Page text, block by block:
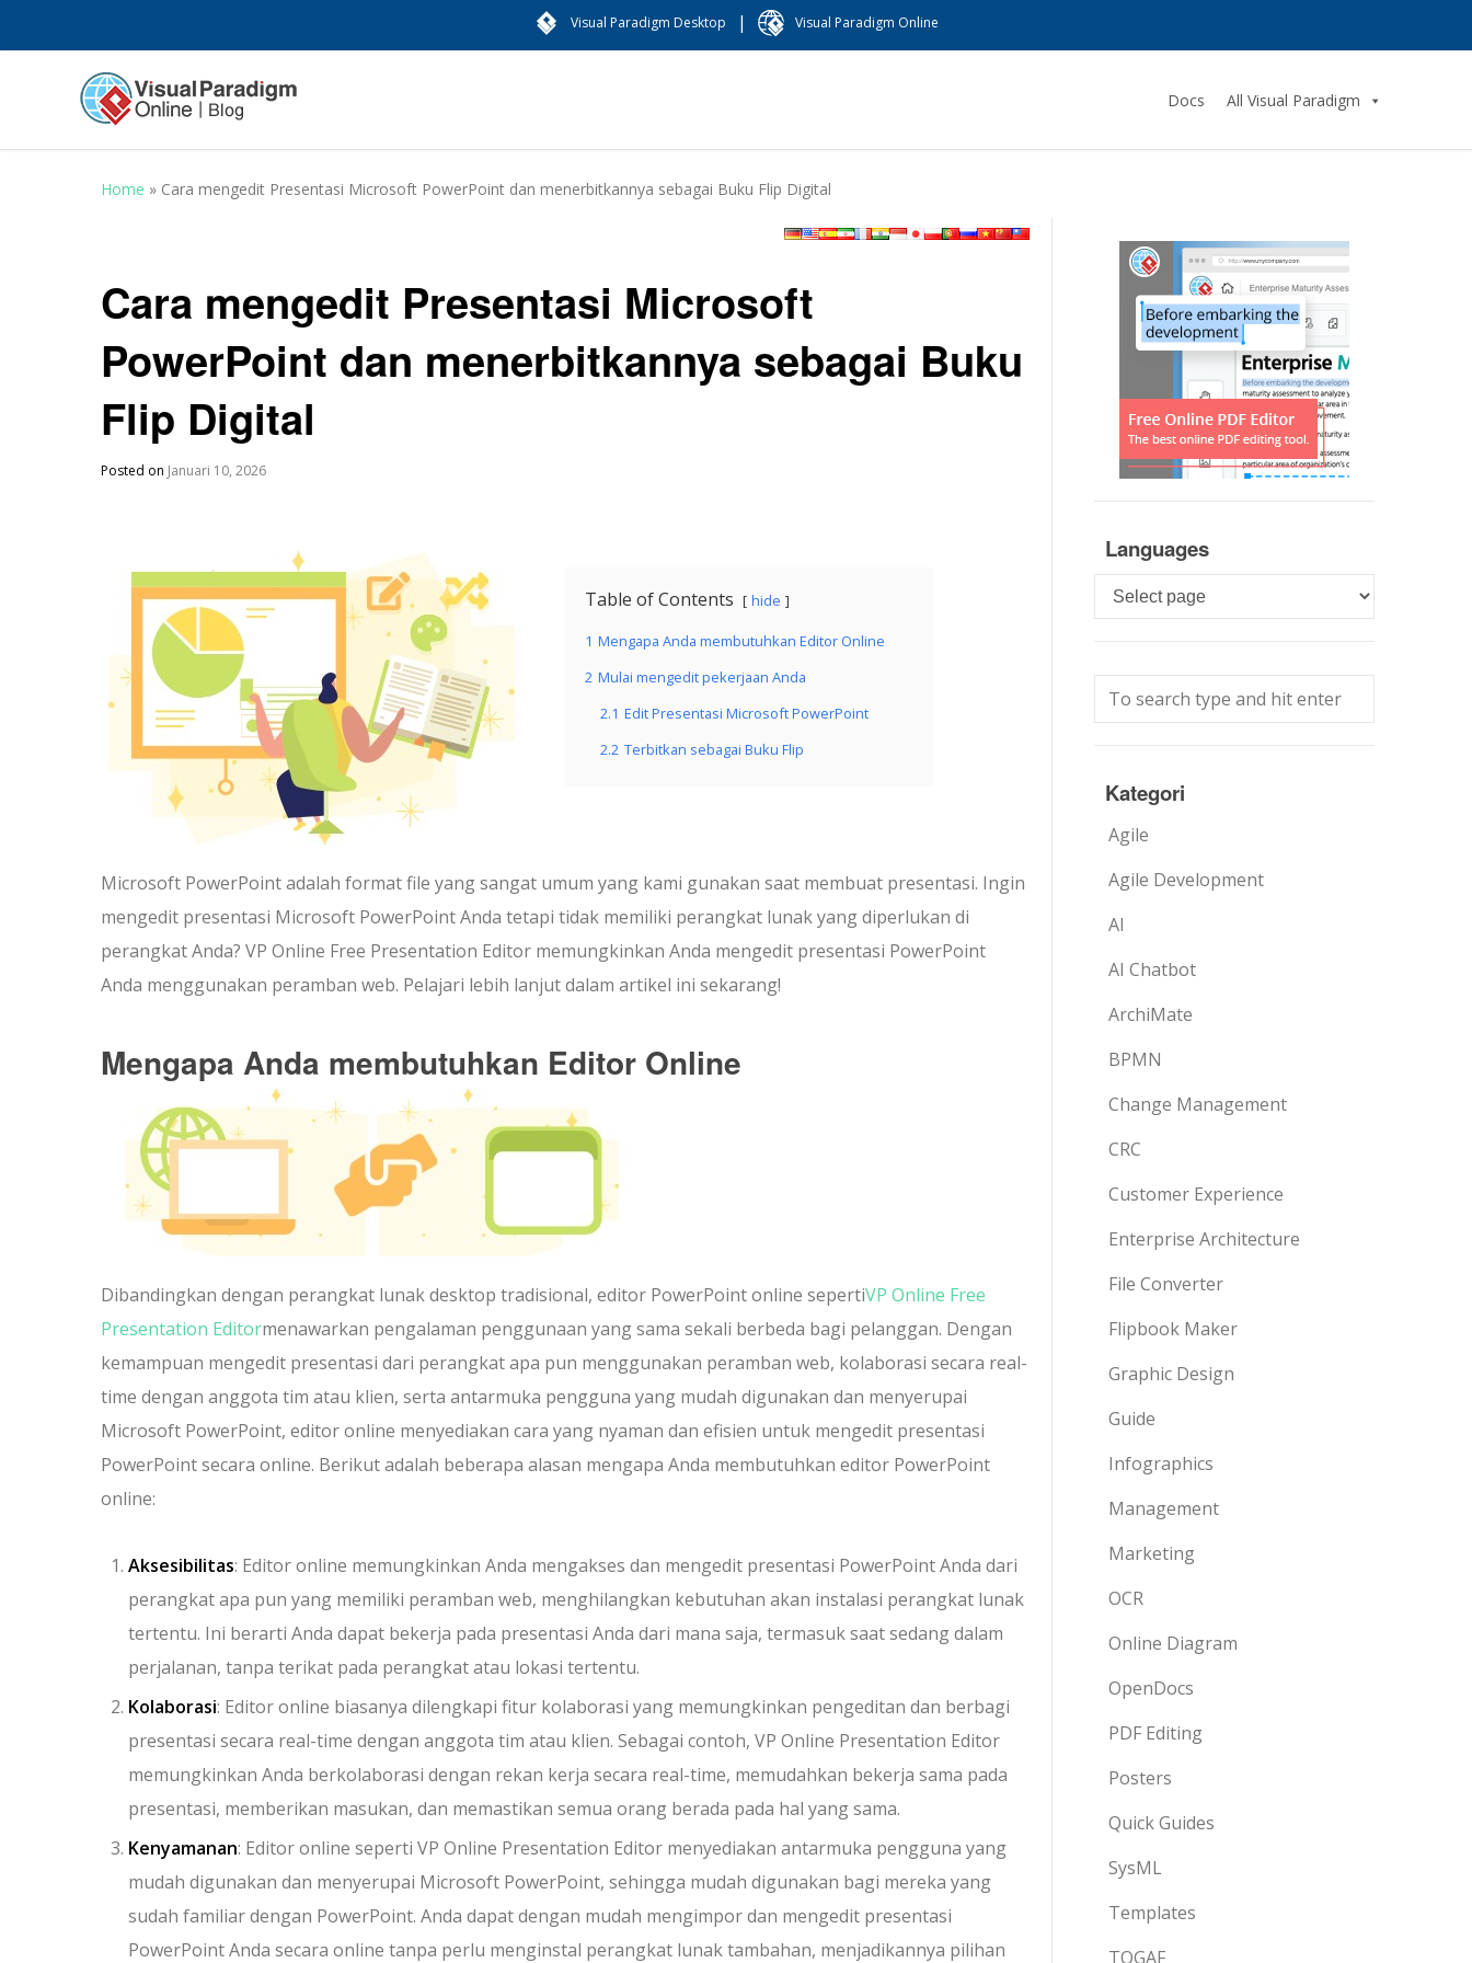
Visual Paradigm Desktop | Visual Paradigm Online
Docs All Visual Paradigm
Home » Cara mengedit Presentasi Microsoft PowerPoint dan menerbitkannya sebagai Buku Flip Digital
Cara mengedit Presentasi Microsoft
PowerPoint dan menerbitkannya sebagai Buku
Flip Digital
Posted on Januari 10, 2026
Table of Contents hide
1 Mengapa Anda membutuhkan Editor Online
2 Mulai mengedit pekerjaan Anda
2.1 Edit Presentasi Microsoft PowerPoint
2.2 Terbitkan sebagai Buku Flip
Microsoft PowerPoint adalah format file yang sangat umum yang kami gunakan saat membuat presentasi. Ingin
mengedit presentasi Microsoft PowerPoint Anda tetapi tidak memiliki perangkat lunak yang diperlukan di
perangkat Anda? VP Online Free Presentation Editor memungkinkan Anda mengedit presentasi PowerPoint
Anda menggunakan peramban web. Pelajari lebih lanjut dalam artikel ini sekarang!
Mengapa Anda membutuhkan Editor Online
Dibandingkan dengan perangkat lunak desktop tradisional, editor PowerPoint online sepertiVP Online Free
Presentation Editormenawarkan pengalaman penggunaan yang sama sekali berbeda bagi pelanggan. Dengan
kemampuan mengedit presentasi dari perangkat apa pun menggunakan peramban web, kolaborasi secara real-
time dengan anggota tim atau klien, serta antarmuka pengguna yang mudah digunakan dan menyerupai
Microsoft PowerPoint, editor online menyediakan cara yang nyaman dan efisien untuk mengedit presentasi
PowerPoint secara online. Berikut adalah beberapa alasan mengapa Anda membutuhkan editor PowerPoint
online:
Aksesibilitas: Editor online memungkinkan Anda mengakses dan mengedit presentasi PowerPoint Anda dari
perangkat apa pun yang memiliki peramban web, menghilangkan kebutuhan akan instalasi perangkat lunak
tertentu. Ini berarti Anda dapat bekerja pada presentasi Anda dari mana saja, termasuk saat sedang dalam
perjalanan, tanpa terikat pada perangkat atau lokasi tertentu.
Kolaborasi: Editor online biasanya dilengkapi fitur kolaborasi yang memungkinkan pengeditan dan berbagi
presentasi secara real-time dengan anggota tim atau klien. Sebagai contoh, VP Online Presentation Editor
memungkinkan Anda berkolaborasi dengan rekan kerja secara real-time, memudahkan bekerja sama pada
presentasi, memberikan masukan, dan memastikan semua orang berada pada hal yang sama.
Kenyamanan: Editor online seperti VP Online Presentation Editor menyediakan antarmuka pengguna yang
mudah digunakan dan menyerupai Microsoft PowerPoint, sehingga mudah digunakan bagi mereka yang
sudah familiar dengan PowerPoint. Anda dapat dengan mudah mengimpor dan mengedit presentasi
PowerPoint Anda secara online tanpa perlu menginstal perangkat lunak tambahan, menjadikannya pilihan
Languages
Languages
Kategori
Agile
Agile Development
AI
AI Chatbot
ArchiMate
BPMN
Change Management
CRC
Customer Experience
Enterprise Architecture
File Converter
Flipbook Maker
Graphic Design
Guide
Infographics
Management
Marketing
OCR
Online Diagram
OpenDocs
PDF Editing
Posters
Quick Guides
SysML
Templates
TOGAF